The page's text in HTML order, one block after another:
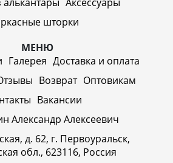
шторки
МЕНЮ
Галерея Доставка и оплата
Возврат Оптовикам
Вакансии
Александр Алексеевич
д. 62, г. Первоуральск,
обл., 623116, Россия